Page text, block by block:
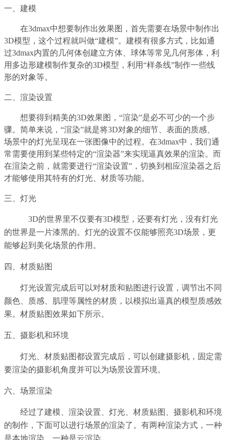
一、建模
在3dmax中想要制作出效果图，首先需要在场景中制作出
3D模型，这个过程就叫做“建模”。建模有很多方式，比如通
过3dmax内置的几何体创建立方体、球体等常见几何形体，利
用多边形建模制作复杂的3D模型，利用“样条线”制作一些线
形的对象等。
二、渲染设置
想要得到精美的3D效果图，“渲染”是必不可少的一个步
骤。简单来说，“渲染”就是将3D对象的细节、表面的质感、
场景中的灯光呈现在一张图像中的过程。在3dmax中，我们通
常需要使用到某些特定的“渲染器”来实现逼真效果的渲染。而
在渲染之前，就需要进行“渲染设置”，切换到相应渲染器之后
才能够使用其特有的灯光、材质等功能。
三、灯光
3D的世界里不仅要有3D模型，还要有灯光，没有灯光
的世界是一片漆黑的。灯光的设置不仅能够照亮3D场景，更
能够起到美化场景的作用。
四、 材质贴图
灯光设置完成后可以对材质和贴图进行设置，调节出不同
颜色、质感、肌理等属性的材质，以模拟出逼真的模型质感效
果。材质贴图效果如下所示。
五、摄影机和环境
灯光、材质贴图都设置完成后，可以创建摄影机，固定需
要渲染的摄影机角度并可以为场景设置环境。
六、场景渲染
经过了建模、渲染设置、灯光、材质贴图、摄影机和环境
的制作，下面可以进行场景的渲染了。有两种渲染方式，一种